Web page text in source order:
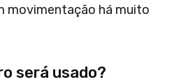
movimentação há muito
será usado?